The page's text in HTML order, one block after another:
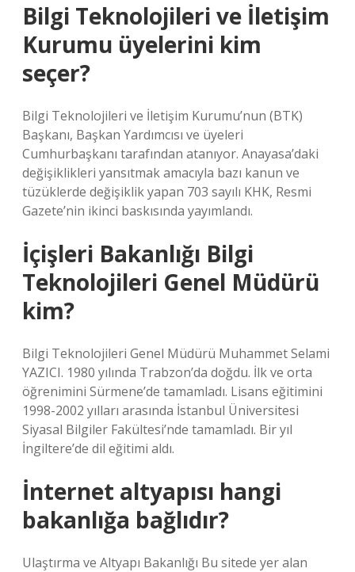
Bilgi Teknolojileri ve İletişim
Kurumu üyelerini kim
seçer?
Bilgi Teknolojileri ve İletişim Kurumu’nun (BTK)
Başkanı, Başkan Yardımcısı ve üyeleri
Cumhurbaşkanı tarafından atanıyor. Anayasa’daki
değişiklikleri yansıtmak amacıyla bazı kanun ve
tüzüklerde değişiklik yapan 703 sayılı KHK, Resmi
Gazete’nin ikinci baskısında yayımlandı.
İçişleri Bakanlığı Bilgi
Teknolojileri Genel Müdürü
kim?
Bilgi Teknolojileri Genel Müdürü Muhammet Selami
YAZICI. 1980 yılında Trabzon’da doğdu. İlk ve orta
öğrenimini Sürmene’de tamamladı. Lisans eğitimini
1998-2002 yılları arasında İstanbul Üniversitesi
Siyasal Bilgiler Fakültesi’nde tamamladı. Bir yıl
İngiltere’de dil eğitimi aldı.
İnternet altyapısı hangi
bakanlığa bağlıdır?
Ulaştırma ve Altyapı Bakanlığı Bu sitede yer alan